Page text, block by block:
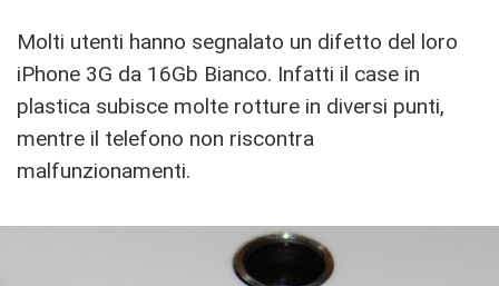
Molti utenti hanno segnalato un difetto del loro
iPhone 3G da 16Gb Bianco. Infatti il case in
plastica subisce molte rotture in diversi punti,
mentre il telefono non riscontra
malfunzionamenti.